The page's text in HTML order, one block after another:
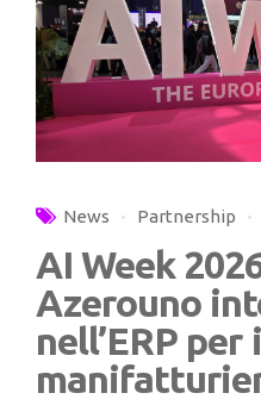
News Partnership
AI Week
Azerouno
nell’ERP per